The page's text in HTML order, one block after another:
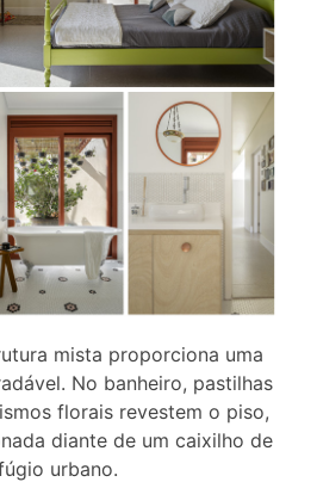
mista proporciona uma
No banheiro, pastilhas
florais revestem o piso,
diante de um caixilho de
urbano.